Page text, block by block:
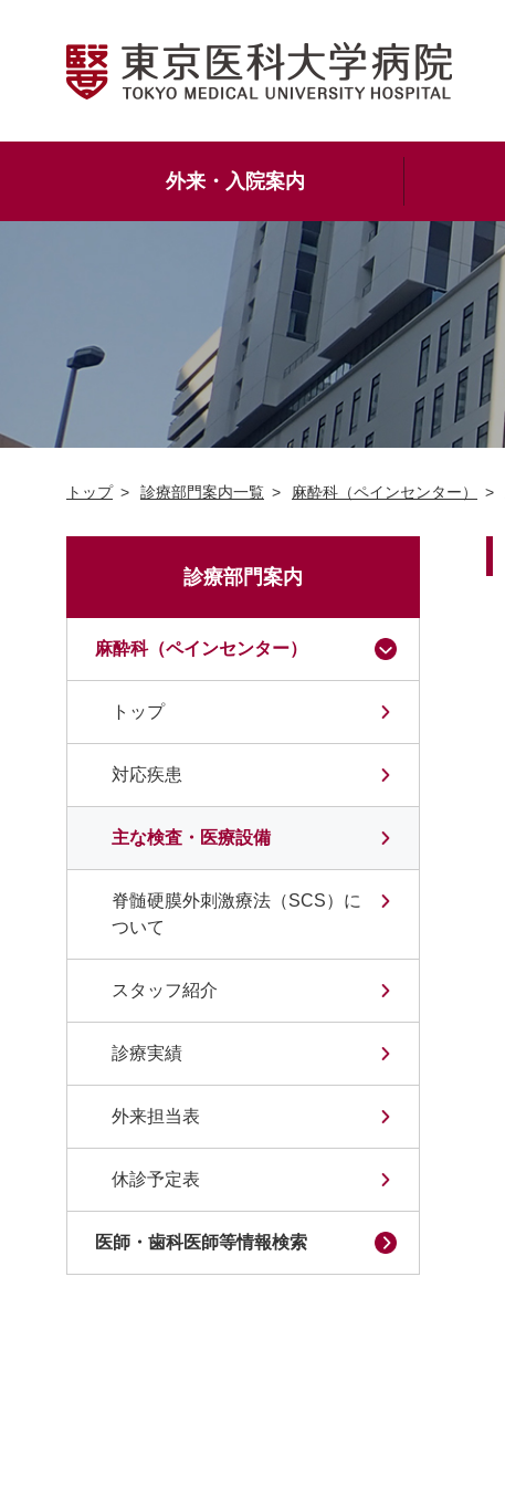
外来・入院案内
トップ 診療部門案内一覧 麻酔科（ペインセンター）
診療部門案内
麻酔科（ペインセンター）
トップ
対応疾患
主な検査・医療設備
脊髄硬膜外刺激療法（SCS）に
ついて
スタッフ紹介
診療実績
外来担当表
休診予定表
医師・歯科医師等情報検索